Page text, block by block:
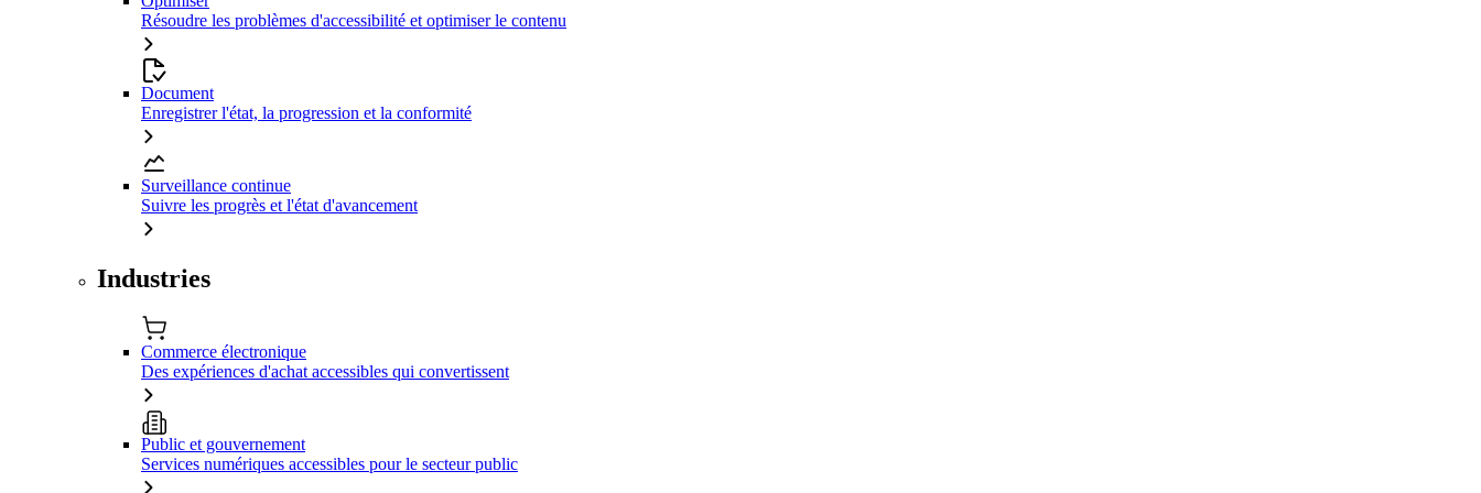
Résoudre les problèmes d'accessibilité et optimiser le contenu
Document
Enregistrer l'état, la progression et la conformité
Surveillance continue
Suivre les progrès et l'état d'avancement
Industries
Commerce électronique
Des expériences d'achat accessibles qui convertissent
Public et gouvernement
Services numériques accessibles pour le secteur public